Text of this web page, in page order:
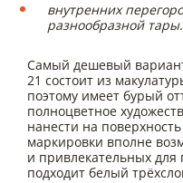
внутренних
разнообразной тары.
Самый дешевый
21 состоит из
поэтому имеет бурый
полноцветное
нанести на
маркировки вполне
и привлекательных
подходит белый